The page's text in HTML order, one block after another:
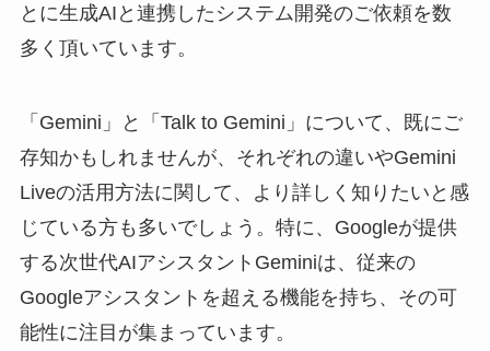
とに生成AIと連携したシステム開発のご依頼を数
多く頂いています。
「Gemini」と「Talk to Gemini」について、既にご
存知かもしれませんが、それぞれの違いやGemini
Liveの活用方法に関して、より詳しく知りたいと感
じている方も多いでしょう。特に、Googleが提供
する次世代AIアシスタントGeminiは、従来の
Googleアシスタントを超える機能を持ち、その可
能性に注目が集まっています。